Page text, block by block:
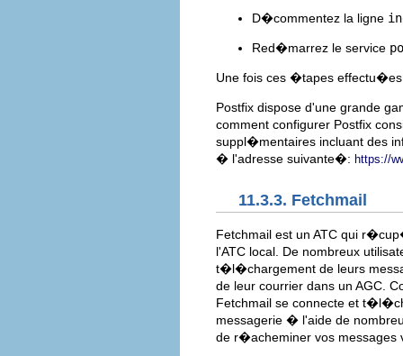
D�commentez la ligne
Red�marrez le service
Une fois ces �tapes
Postfix dispose d'une grande
comment configurer Postfix
suppl�mentaires incluant des
� l'adresse suivante�: https://
11.3.3. Fetchmail
Fetchmail est un ATC qui
l'ATC local. De nombreux
t�l�chargement de leurs
de leur courrier dans un AGC.
Fetchmail se connecte et
messagerie � l'aide de
de r�acheminer vos messages